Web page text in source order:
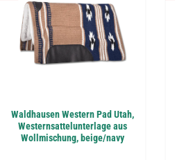
Waldhausen Western Pad Utah,
Westernsattelunterlage aus
Wollmischung, beige/navy